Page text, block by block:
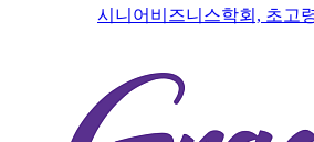
시니어비즈니스학회, 초고